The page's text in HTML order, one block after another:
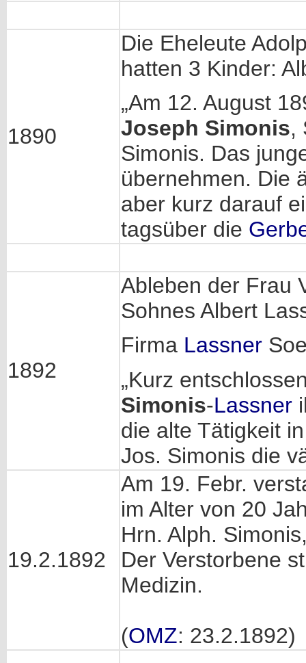
1890
Die Eheleute
hatten 3 Kinder:
„Am 12. August
Joseph Simonis,
Simonis. Das
übernehmen. Die
aber kurz darauf
tagsüber die
1892
Ableben der Frau
Sohnes Albert
Firma Lassner
„Kurz
Simonis-Lassner
die alte Tätigkeit
Jos. Simonis die
19.2.1892
Am 19. Febr.
im Alter von 20
Hrn. Alph.
Der Verstorbene
Medizin.
(OMZ: 23.2.1892)